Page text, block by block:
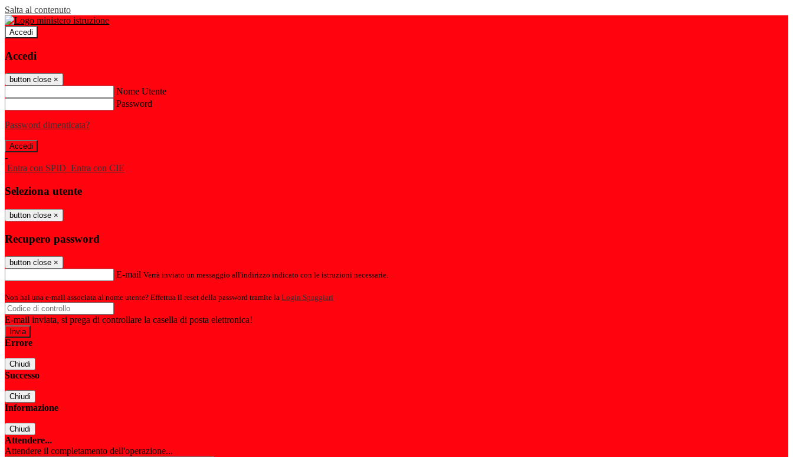
Salta al contenuto
Accedi
Accedi
button close ×
Nome Utente
Password
Password dimenticata?
-
Entra con SPID Entra con CIE
Seleziona utente
button close ×
Recupero password
button close ×
E-mail Verrà inviato un messaggio all'indirizzo indicato con le istruzioni necessarie.
Non hai una e-mail associata al nome utente? Effettua il reset della password tramite la Login Spaggiari
E-mail inviata, si prega di controllare la casella di posta elettronica!
Errore
Chiudi
Successo
Chiudi
Informazione
Chiudi
Attendere...
Attendere il completamento dell'operazione...